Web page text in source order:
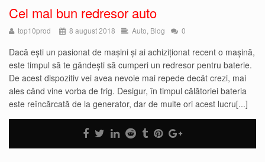
Cel mai bun redresor auto
top10prod 8 august 2018 Auto, Blog 0
Dacă ești un pasionat de mașini și ai achiziționat recent o mașină,
este timpul să te gândești să cumperi un redresor pentru baterie.
De acest dispozitiv vei avea nevoie mai repede decât crezi, mai
ales când vine vorba de frig. Desigur, în timpul călătoriei bateria
este reîncărcată de la generator, dar de multe ori acest lucru[...]